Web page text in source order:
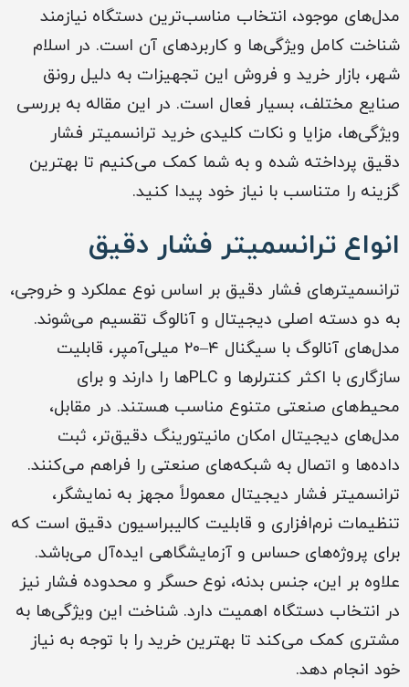
مدل‌های موجود، انتخاب مناسب‌ترین دستگاه نیازمند
شناخت کامل ویژگی‌ها و کاربردهای آن است. در اسلام
شهر، بازار خرید و فروش این تجهیزات به دلیل رونق
صنایع مختلف، بسیار فعال است. در این مقاله به بررسی
ویژگی‌ها، مزایا و نکات کلیدی خرید ترانسمیتر فشار
دقیق پرداخته شده و به شما کمک می‌کنیم تا بهترین
گزینه را متناسب با نیاز خود پیدا کنید.
انواع ترانسمیتر فشار دقیق
ترانسمیترهای فشار دقیق بر اساس نوع عملکرد و خروجی،
به دو دسته اصلی دیجیتال و آنالوگ تقسیم می‌شوند.
مدل‌های آنالوگ با سیگنال ۴–۲۰ میلی‌آمپر، قابلیت
سازگاری با اکثر کنترلرها و PLCها را دارند و برای
محیط‌های صنعتی متنوع مناسب هستند. در مقابل،
مدل‌های دیجیتال امکان مانیتورینگ دقیق‌تر، ثبت
داده‌ها و اتصال به شبکه‌های صنعتی را فراهم می‌کنند.
ترانسمیتر فشار دیجیتال معمولاً مجهز به نمایشگر،
تنظیمات نرم‌افزاری و قابلیت کالیبراسیون دقیق است که
برای پروژه‌های حساس و آزمایشگاهی ایده‌آل می‌باشد.
علاوه بر این، جنس بدنه، نوع حسگر و محدوده فشار نیز
در انتخاب دستگاه اهمیت دارد. شناخت این ویژگی‌ها به
مشتری کمک می‌کند تا بهترین خرید را با توجه به نیاز
خود انجام دهد.